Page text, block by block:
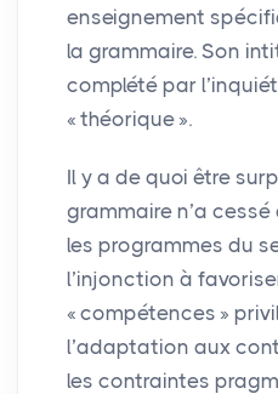
enseignement
la grammaire. Son
complété par
« théorique ».
Il y a de quoi être
grammaire n’a
les programmes du
l’injonction à
« compétences »
l’adaptation aux
les contraintes